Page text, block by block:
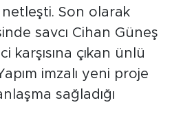
Son olarak
savcı Cihan Güneş
karşısına çıkan ünlü
imzalı yeni proje
sağladığı